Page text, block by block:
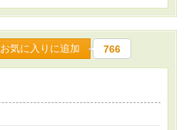
お気に入りに追加 766